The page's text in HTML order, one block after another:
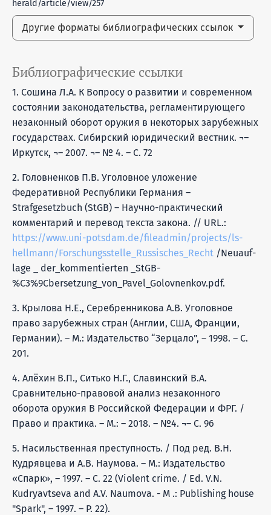
herald/article/view/257
Другие форматы библиографических ссылок
Библиографические ссылки
1. Сошина Л.А. К Вопросу о развитии и современном
состоянии законодательства, регламентирующего
незаконный оборот оружия в некоторых зарубежных
государствах. Сибирский юридический вестник. ¬–
Иркутск, ¬– 2007. ¬– № 4. – С. 72
2. Головненков П.В. Уголовное уложение
Федеративной Республики Германия –
Strafgesetzbuch (StGB) – Научно-практический
комментарий и перевод текста закона. // URL.:
https://www.uni-potsdam.de/fileadmin/projects/ls-
hellmann/Forschungsstelle_Russisches_Recht /Neuauf-
lage _ der_kommentierten _StGB-
%C3%9Cbersetzung_von_Pavel_Golovnenkov.pdf.
3. Крылова Н.Е., Серебренникова А.В. Уголовное
право зарубежных стран (Англии, США, Франции,
Германии). – М.: Издательство “Зерцало”, – 1998. – С.
201.
4. Алёхин В.П., Ситько Н.Г., Славинский В.А.
Сравнительно-правовой анализ незаконного
оборота оружия В Российской Федерации и ФРГ. /
Право и практика. – М.: – 2018. – №4. ¬– С. 96
5. Насильственная преступность. / Под ред. В.Н.
Кудрявцева и А.В. Наумова. – М.: Издательство
«Спарк», – 1997. – С. 22 (Violent crime. / Ed. V.N.
Kudryavtseva and A.V. Naumova. - M .: Publishing house
"Spark", – 1997. – P. 22).